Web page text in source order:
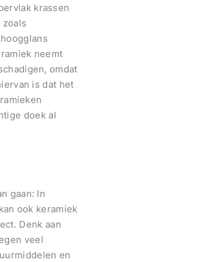
krassen
neemt
omdat
is dat het
doek al
gaan: In
ook keramiek
Denk aan
veel
en